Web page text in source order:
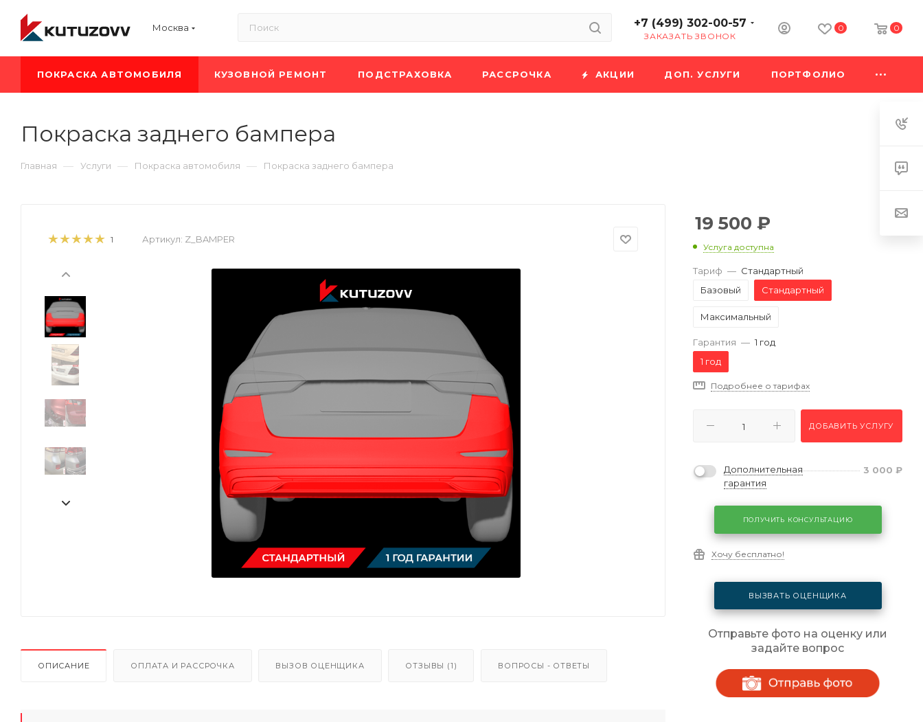
Москва +7 (499) 302-00-57
ЗАКАЗАТЬ ЗВОНОК
0 0
ПОКРАСКА АВТОМОБИЛЯ КУЗОВНОЙ РЕМОНТ ПОДСТРАХОВКА РАССРОЧКА АКЦИИ ДОП. УСЛУГИ ПОРТФОЛИО
Покраска заднего бампера
Главная — Услуги — Покраска автомобиля — Покраска заднего бампера
1 Артикул: Z_BAMPER
ОПИСАНИЕ ОПЛАТА И РАССРОЧКА ВЫЗОВ ОЦЕНЩИКА ОТЗЫВЫ (1) ВОПРОСЫ - ОТВЕТЫ
19 500 ₽
Услуга доступна
Тариф — Стандартный
Базовый
Стандартный
Максимальный
Гарантия — 1 год
1 год
Подробнее о тарифах
ДОБАВИТЬ УСЛУГУ
Дополнительная
гарантия
3 000 ₽
ПОЛУЧИТЬ КОНСУЛЬТАЦИЮ
Хочу бесплатно!
ВЫЗВАТЬ ОЦЕНЩИКА
Отправьте фото на оценку или
задайте вопрос